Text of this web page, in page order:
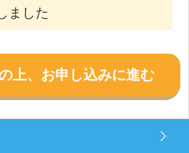
ました
上、お申し込みに進む